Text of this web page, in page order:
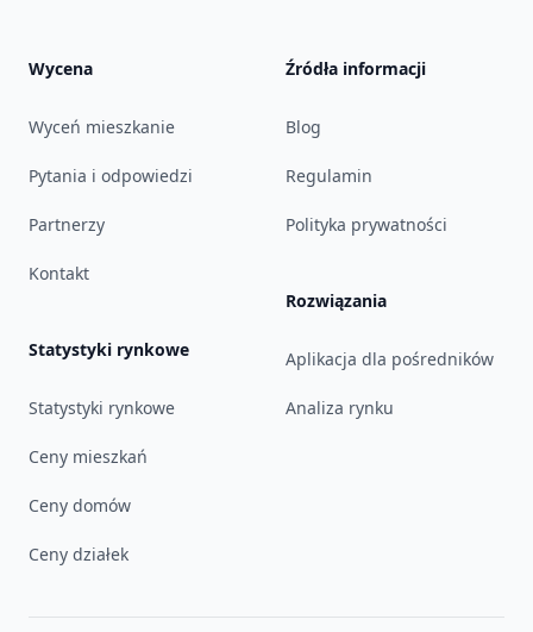
Wycena
Wyceń mieszkanie
Pytania i odpowiedzi
Partnerzy
Kontakt
Statystyki rynkowe
Statystyki rynkowe
Ceny mieszkań
Ceny domów
Ceny działek
Źródła informacji
Blog
Regulamin
Polityka prywatności
Rozwiązania
Aplikacja dla pośredników
Analiza rynku